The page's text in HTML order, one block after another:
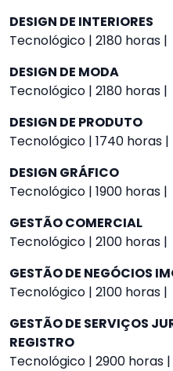
DESIGN DE INTERIORES
Tecnológico | 2180 horas |
DESIGN DE MODA
Tecnológico | 2180 horas |
DESIGN DE PRODUTO
Tecnológico | 1740 horas |
DESIGN GRÁFICO
Tecnológico | 1900 horas |
GESTÃO COMERCIAL
Tecnológico | 2100 horas |
GESTÃO DE NEGÓCIOS
Tecnológico | 2100 horas |
GESTÃO DE SERVIÇOS
REGISTRO
Tecnológico | 2900 horas |